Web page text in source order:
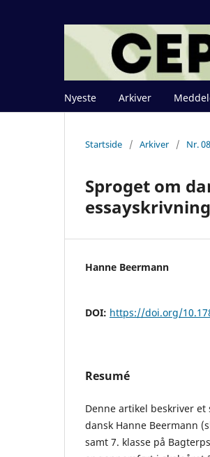
Nyeste Arkiver
Startside / Arkiver / Nr.
Sproget om
essayskrivning
Hanne Beermann
DOI: https://doi.org/
Resumé
Denne artikel beskriver
dansk Hanne Beermann
samt 7. klasse på